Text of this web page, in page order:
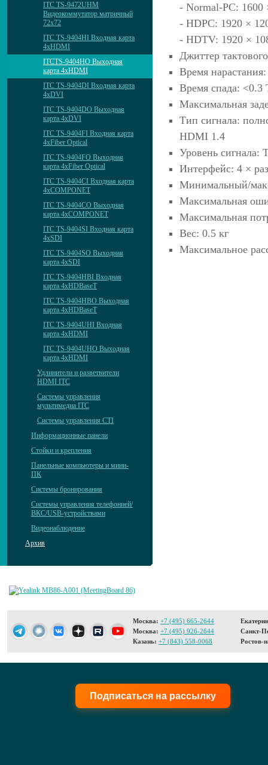
ITC TS-9472UHM
Видеокоммутатор матричный
72х72
ITC TS-9404HI Входная карта
4хHDMI
ITCTS-9404HO Выходная
карта 4хHDMI
ITC TS-9404DI Входная карта
4хDVI
ITC TS-9404DO Выходная
карта 4хDVI
ITC TS-9404FI Входная карта
4хFiber Optical
ITC TS-9404FO Выходная
карта 4хFiber Optical
ITC TS-9404CI Входная карта
4хCOMPONET
ITC TS-9404CO Выходная
карта 4хCOMPONET
ITC TS-9404SI Входная карта
4хSDI
ITC TS-9404SO Выходная
карта 4хSDI
ITC TS-9404HBI Входная
карта 4хHDBaseT
ITC TS-9404HBO Выходная
карта 4хHDBaseT
ITC TS-9404UHI Входная
карта 4хHDMI
ITC TS-9404UHO Выходная
карта 4хHDMI
Удлинители и разветвители
HDMI ITC
Системы управления
мультимедиа ITC
Системы управления CTI
Информационные панели
Стойки и крепления
Панельные компьютеры и мини-
ПК
Системы бронирования
Системы управления телефонией/
ВКС/USB-устройствами
Видеонаблюдение
Архив
- Normal-PC: 1600
- HDPC: 1920 ×
- HDTV: 1920 ×
Джиттер
Время
Время спада: <0.3
Максимальная
Тип сигнала:
HDMI 1.4
Уровень сигнала:
Интерфейс: 4 ×
Минимальный/
Максимальная
Максимальная
Вес: 0.5 кг
Максимальное
Москва: +7 (495) 665-2644
Москва: +7 (495) 926-2644
Казань: +7 (843) 558-0068
Санкт-
Ростов-
Подписаться на рассылку